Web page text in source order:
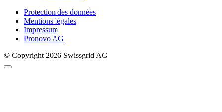
Protection des données
Mentions légales
Impressum
Pronovo AG
© Copyright 2026 Swissgrid AG